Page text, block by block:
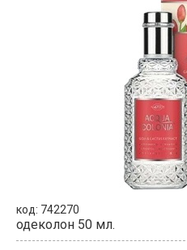
код: 742270
одеколон 50 мл.